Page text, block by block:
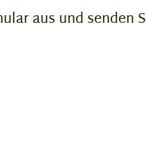
aus und senden